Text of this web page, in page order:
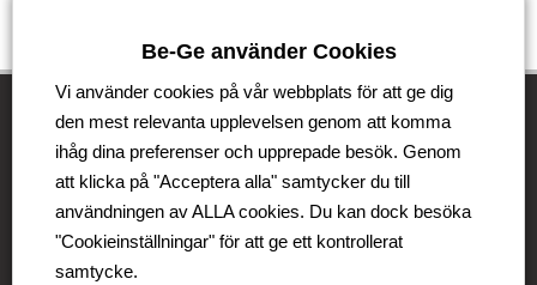
Be-Ge Koncernen
Be-Ge Koncernen är en familjeägd företagsgrupp med
verksamhet i Sverige, Danmark, Storbritannien,
Litauen, Nederländerna och Tyskland. Koncernen
Be-Ge använder Cookies
Vi använder cookies på vår webbplats för att ge dig
den mest relevanta upplevelsen genom att komma
ihåg dina preferenser och upprepade besök. Genom
att klicka på "Acceptera alla" samtycker du till
användningen av ALLA cookies. Du kan dock besöka
"Cookieinställningar" för att ge ett kontrollerat
samtycke.